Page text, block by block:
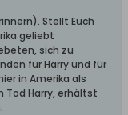
Stellt Euch
geliebt
sich zu
für Harry und für
in Amerika als
Tod Harry, erhältst